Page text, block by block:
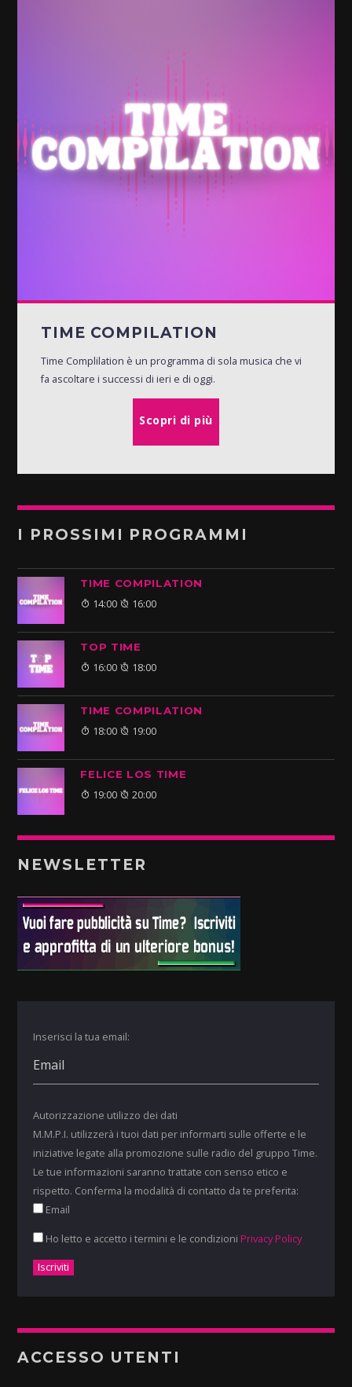
TIME COMPILATION
Time Complilation è un programma di sola musica che vi
fa ascoltare i successi di ieri e di oggi.
Scopri di più
I PROSSIMI PROGRAMMI
TIME COMPILATION
14:00 16:00
TOP TIME
16:00 18:00
TIME COMPILATION
18:00 19:00
FELICE LOS TIME
19:00 20:00
NEWSLETTER
Inserisci la tua email:
Autorizzazione utilizzo dei dati
M.M.P.I. utilizzerà i tuoi dati per informarti sulle offerte e le
iniziative legate alla promozione sulle radio del gruppo Time.
Le tue informazioni saranno trattate con senso etico e
rispetto. Conferma la modalità di contatto da te preferita:
Email
Ho letto e accetto i termini e le condizioni Privacy Policy
ACCESSO UTENTI